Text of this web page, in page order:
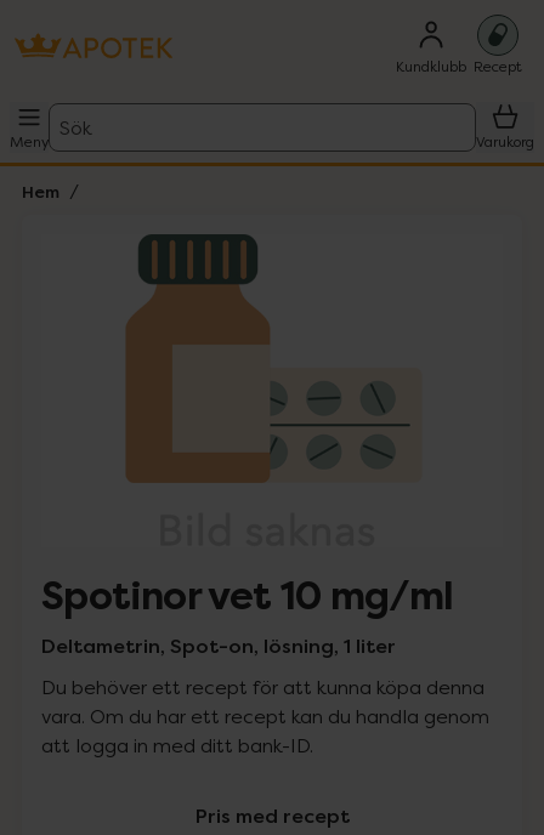
Kundklubb Recept
Meny
Sök
Varukorg
Hem
Lista: . Innehåller 1 objekt.
Spotinor vet 10 mg/ml
Deltametrin, Spot-on, lösning, 1 liter
Du behöver ett recept för att kunna köpa denna
vara. Om du har ett recept kan du handla genom
att logga in med ditt bank-ID.
Pris med recept